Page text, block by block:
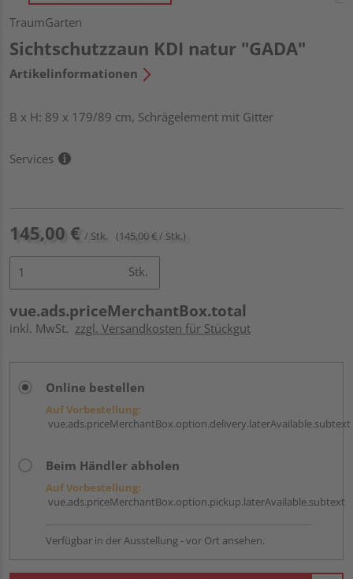
TraumGarten
Sichtschutzzaun KDI natur "GADA"
Artikelinformationen
B x H: 89 x 179/89 cm, Schrägelement mit Gitter
Services
145,00 € / Stk. (145,00 € / Stk.)
Stk.
vue.ads.priceMerchantBox.total
inkl. MwSt. zzgl. Versandkosten für Stückgut
Online bestellen
Auf Vorbestellung:
vue.ads.priceMerchantBox.option.delivery.laterAvailable.subtext
Beim Händler abholen
Auf Vorbestellung:
vue.ads.priceMerchantBox.option.pickup.laterAvailable.subtext
Verfügbar in der Ausstellung - vor Ort ansehen.